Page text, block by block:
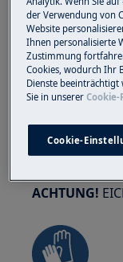
Trage
ACHTUNG!
der Verwendung von
Website
Ihnen personalisierte
Zustimmung
Cookies, wodurch Ihr
Dienste
Sie in unsererCookie-
Cookie-